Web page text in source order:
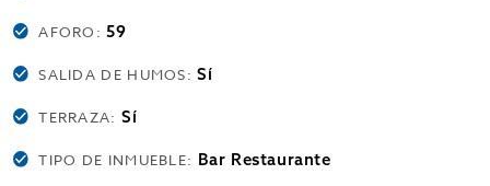
AFORO:59
SALIDA DE HUMOS:Sí
TERRAZA: Sí
TIPO DE INMUEBLE: Bar Restaurante